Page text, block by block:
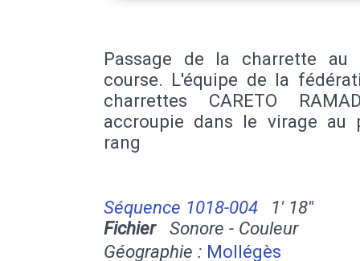
Passage de la charrette au
course. L'équipe de la
charrettes CARETO
accroupie dans le virage au
rang
Séquence 1018-004
1' 18''
FichierSonore - Couleur
Géographie : Mollégès